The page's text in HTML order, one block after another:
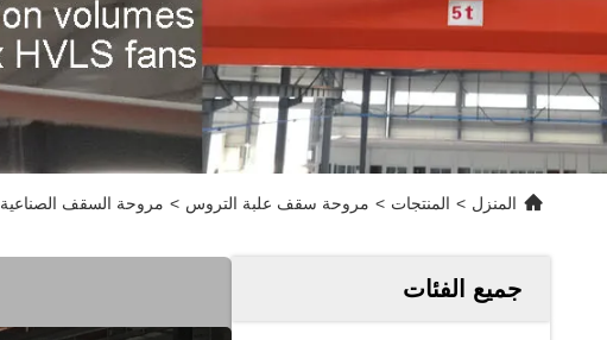
المنزل > المنتجات > مروحة سقف علبة التروس > مروحة السقف الصناعية HVLS مع محرك علبة التروس أو محرك PMSM تم تكوينها كمتنفس الهواء للتهوية والتبريد في ورشة العمل
جميع الفئات